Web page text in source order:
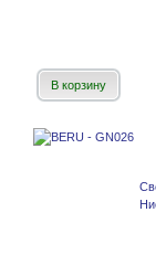
В корзину